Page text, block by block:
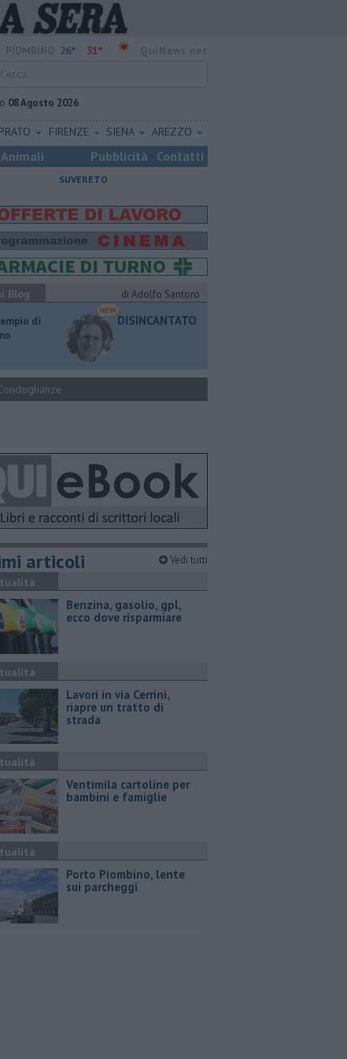
26° 31°
08 Agosto 2026
PRATO FIRENZE SIENA AREZZO
Animali Pubblicità Contatti
SUVERETO
Blog
di Adolfo Santoro
di
DISINCANTATO
articoli Vedi tutti
​Benzina, gasolio, gpl,
ecco dove risparmiare
Lavori in via Cerrini,
riapre un tratto di
strada
Ventimila cartoline per
bambini e famiglie
Porto Piombino, lente
sui parcheggi